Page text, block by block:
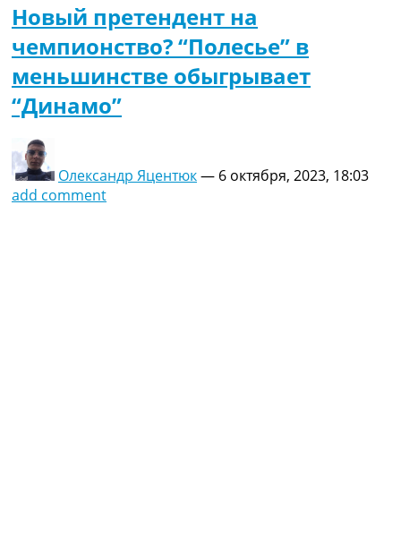
Новый претендент на
чемпионство? “Полесье” в
меньшинстве обыгрывает
“Динамо”
Олександр Яцентюк— 6 октября, 2023, 18:03
add comment